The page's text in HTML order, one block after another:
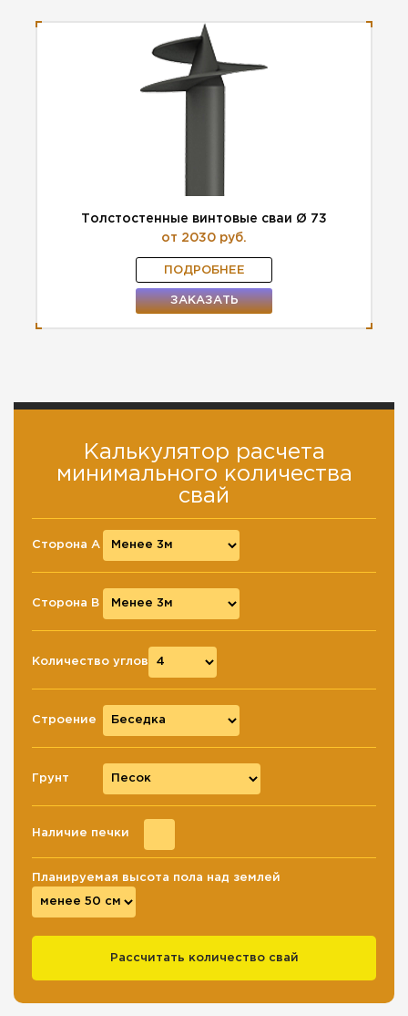
Толстостенные винтовые сваи Ø 73
от 2030 руб.
ПОДРОБНЕЕ
ЗАКАЗАТЬ
Калькулятор расчета
минимального количества
свай
Сторона A
Сторона B
Количество углов
Строение
Грунт
Наличие печки
Планируемая высота пола над землей